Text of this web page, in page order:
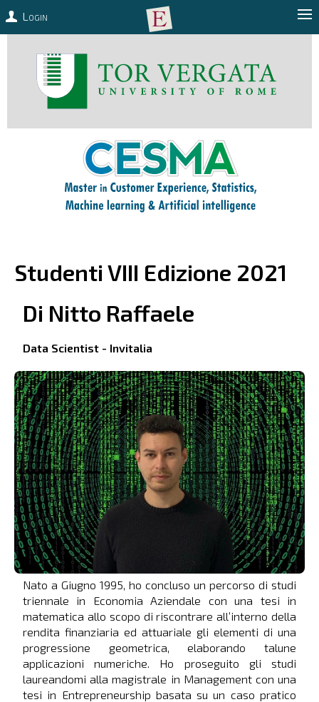
Login
Studenti VIII Edizione 2021
Di Nitto Raffaele
Data Scientist - Invitalia
Nato a Giugno 1995, ho concluso un percorso di studi
triennale in Economia Aziendale con una tesi in
matematica allo scopo di riscontrare all’interno della
rendita finanziaria ed attuariale gli elementi di una
progressione geometrica, elaborando talune
applicazioni numeriche. Ho proseguito gli studi
laureandomi alla magistrale in Management con una
tesi in Entrepreneurship basata su un caso pratico